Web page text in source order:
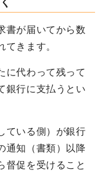
書が届いてから数
てきます。
に代わって残って
銀行に支払うとい
ている側）が銀行
通知（書類）以降
督促を受けること